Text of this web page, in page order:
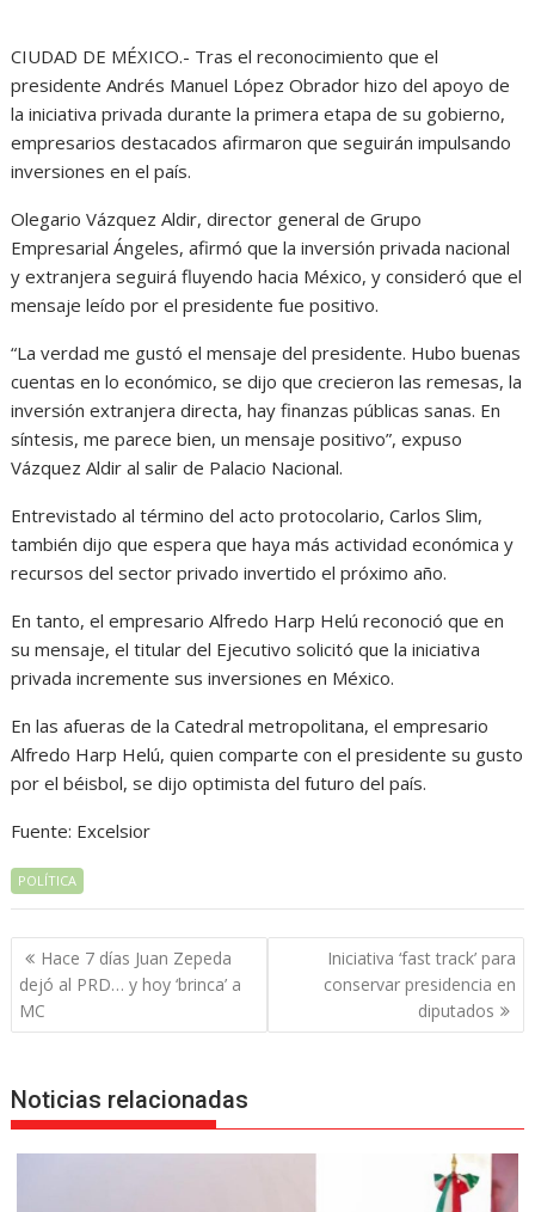
CIUDAD DE MÉXICO.- Tras el reconocimiento que el
presidente Andrés Manuel López Obrador hizo del apoyo de
la iniciativa privada durante la primera etapa de su gobierno,
empresarios destacados afirmaron que seguirán impulsando
inversiones en el país.
Olegario Vázquez Aldir, director general de Grupo
Empresarial Ángeles, afirmó que la inversión privada nacional
y extranjera seguirá fluyendo hacia México, y consideró que el
mensaje leído por el presidente fue positivo.
“La verdad me gustó el mensaje del presidente. Hubo buenas
cuentas en lo económico, se dijo que crecieron las remesas, la
inversión extranjera directa, hay finanzas públicas sanas. En
síntesis, me parece bien, un mensaje positivo”, expuso
Vázquez Aldir al salir de Palacio Nacional.
Entrevistado al término del acto protocolario, Carlos Slim,
también dijo que espera que haya más actividad económica y
recursos del sector privado invertido el próximo año.
En tanto, el empresario Alfredo Harp Helú reconoció que en
su mensaje, el titular del Ejecutivo solicitó que la iniciativa
privada incremente sus inversiones en México.
En las afueras de la Catedral metropolitana, el empresario
Alfredo Harp Helú, quien comparte con el presidente su gusto
por el béisbol, se dijo optimista del futuro del país.
Fuente: Excelsior
POLÍTICA
Navegación
de
entradas
Hace 7 días Juan Zepeda
dejó al PRD… y hoy ‘brinca’ a
MC
Iniciativa ‘fast track’ para
conservar presidencia en
diputados
Noticias relacionadas